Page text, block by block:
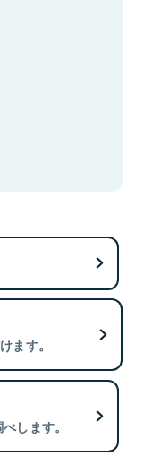
ます。
します。